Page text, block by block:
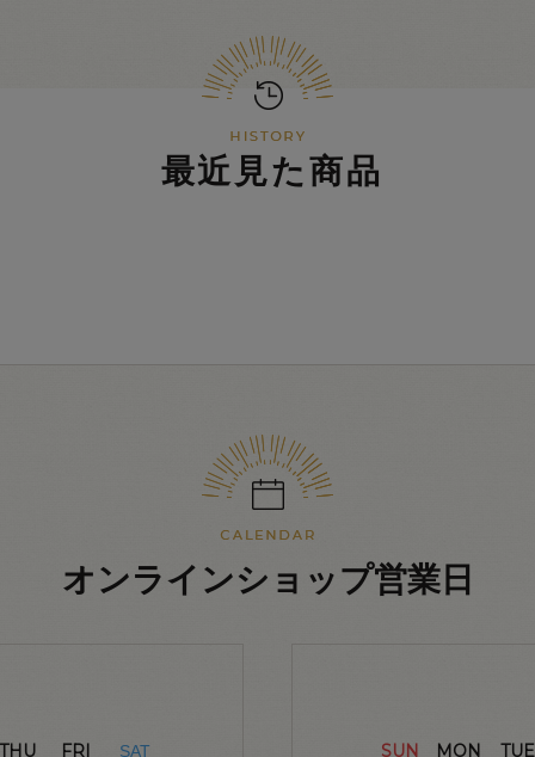
最近見た商品
オンラインショップ営業日
THU FRI SAT SUN MON TUE